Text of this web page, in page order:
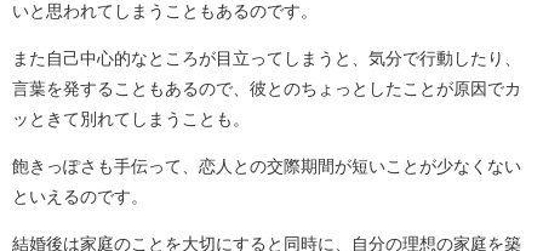
いと思われてしまうこともあるのです。
また自己中心的なところが目立ってしまうと、気分で行動したり、
言葉を発することもあるので、彼とのちょっとしたことが原因でカ
ッときて別れてしまうことも。
飽きっぽさも手伝って、恋人との交際期間が短いことが少なくない
といえるのです。
結婚後は家庭のことを大切にすると同時に、自分の理想の家庭を築